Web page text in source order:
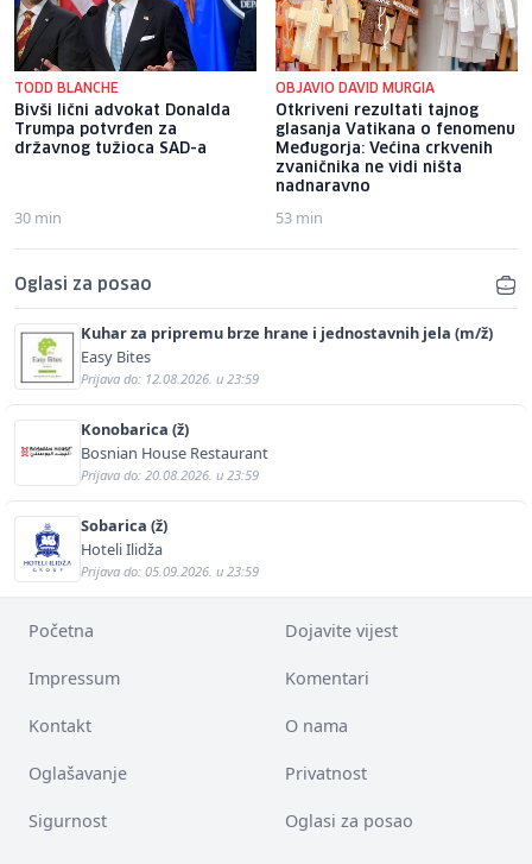
TODD BLANCHE
Bivši lični advokat Donalda
Trumpa potvrđen za
državnog tužioca SAD-a
30 min
OBJAVIO DAVID MURGIA
Otkriveni rezultati tajnog
glasanja Vatikana o fenomenu
Međugorja: Većina crkvenih
zvaničnika ne vidi ništa
nadnaravno
53 min
Oglasi za posao
Kuhar za pripremu brze hrane i jednostavnih jela (m/ž)
Easy Bites
Prijava do: 12.08.2026. u 23:59
Konobarica (ž)
Bosnian House Restaurant
Prijava do: 20.08.2026. u 23:59
Sobarica (ž)
Hoteli Ilidža
Prijava do: 05.09.2026. u 23:59
Početna Dojavite vijest
Impressum Komentari
Kontakt O nama
Oglašavanje Privatnost
Sigurnost Oglasi za posao